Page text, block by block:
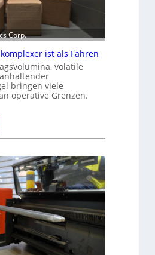
Corp.
ist als Fahren
volatile
bringen viele
operative Grenzen.